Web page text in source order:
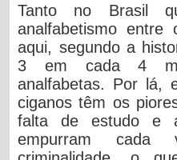
Tanto no Brasil
analfabetismo
aqui, segundo a
3 em cada 4
analfabetas. Por lá,
ciganos têm os
falta de estudo e
empurram